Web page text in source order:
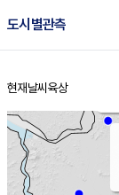
도시별관측
홈
현재날씨 육상